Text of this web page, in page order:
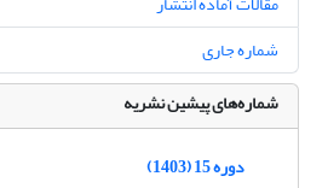
شماره جاری
شماره‌های پیشین نشریه
دوره 15 (1403)